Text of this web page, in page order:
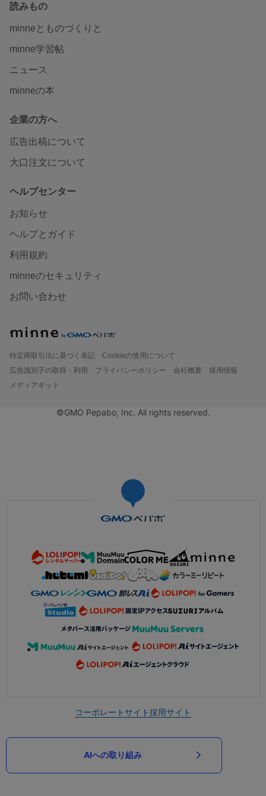
読みもの
minneとものづくりと
minne学習帖
ニュース
minneの本
企業の方へ
広告出稿について
大口注文について
ヘルプセンター
お知らせ
ヘルプとガイド
利用規約
minneのセキュリティ
お問い合わせ
特定商取引法に基づく表記
Cookieの使用について
広告識別子の取得・利用
プライバシーポリシー 会社概要
採用情報
メディアキット
©GMO Pepabo, Inc. All rights reserved.
コーポレートサイト採用サイト
AIへの取り組み